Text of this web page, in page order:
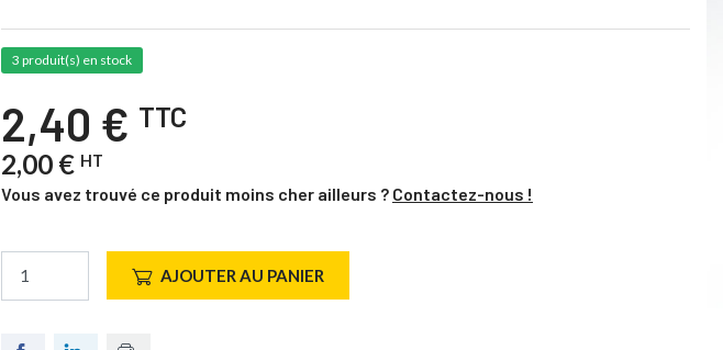
3 produit(s) en stock
2,40 € TTC
2,00 € HT
Vous avez trouvé ce produit moins cher ailleurs ? Contactez-nous !
AJOUTER AU PANIER